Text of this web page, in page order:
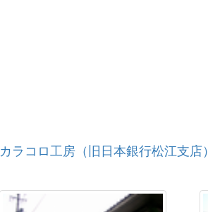
カラコロ工房（旧日本銀行松江支店